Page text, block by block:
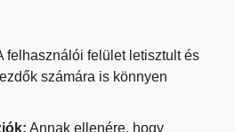
felhasználói felület letisztult és
számára is könnyen
Annak ellenére, hogy